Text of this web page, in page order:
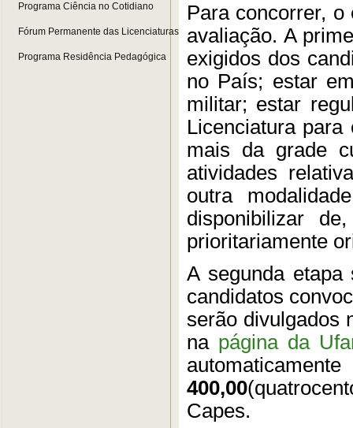
Programa Ciência no Cotidiano
Fórum Permanente das Licenciaturas
Programa Residência Pedagógica
Para concorrer,
avaliação. A
exigidos dos
no País; estar
militar; estar
Licenciatura
mais da grade
atividades
outra
disponibilizar
prioritariamente
A segunda
candidatos
serão divulgados
na página da
400,00
Capes.